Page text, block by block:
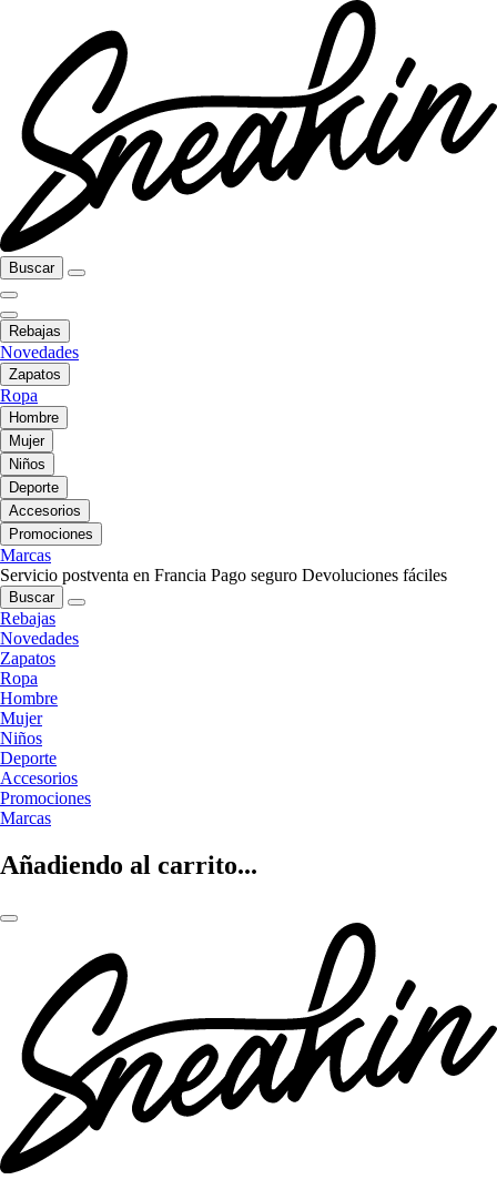
Buscar
Rebajas
Novedades
Zapatos
Ropa
Hombre
Mujer
Niños
Deporte
Accesorios
Promociones
Marcas
Servicio postventa en Francia Pago seguro Devoluciones fáciles
Buscar
Rebajas
Novedades
Zapatos
Ropa
Hombre
Mujer
Niños
Deporte
Accesorios
Promociones
Marcas
Añadiendo al carrito...